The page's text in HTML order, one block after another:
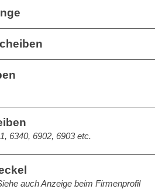
6340, 6902, 6903 etc.
auch Anzeige beim Firmenprofil